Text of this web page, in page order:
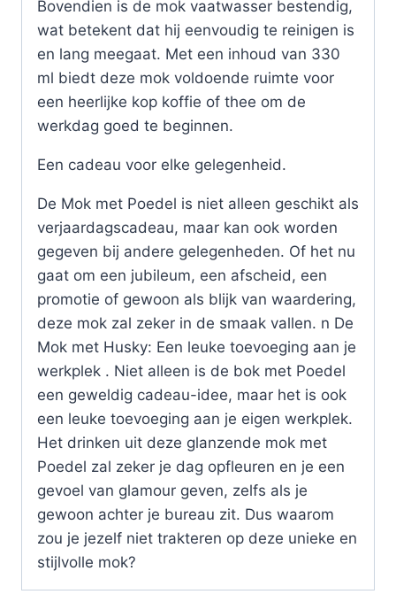
Bovendien is de mok vaatwasser bestendig,
wat betekent dat hij eenvoudig te reinigen is
en lang meegaat. Met een inhoud van 330
ml biedt deze mok voldoende ruimte voor
een heerlijke kop koffie of thee om de
werkdag goed te beginnen.
Een cadeau voor elke gelegenheid.
De Mok met Poedel is niet alleen geschikt als
verjaardagscadeau, maar kan ook worden
gegeven bij andere gelegenheden. Of het nu
gaat om een jubileum, een afscheid, een
promotie of gewoon als blijk van waardering,
deze mok zal zeker in de smaak vallen. n De
Mok met Husky: Een leuke toevoeging aan je
werkplek . Niet alleen is de bok met Poedel
een geweldig cadeau-idee, maar het is ook
een leuke toevoeging aan je eigen werkplek.
Het drinken uit deze glanzende mok met
Poedel zal zeker je dag opfleuren en je een
gevoel van glamour geven, zelfs als je
gewoon achter je bureau zit. Dus waarom
zou je jezelf niet trakteren op deze unieke en
stijlvolle mok?